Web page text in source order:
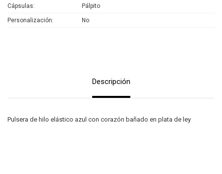
Cápsulas Pálpito
Personalización No
Descripción
Pulsera de hilo elástico azul con corazón bañado en plata de ley